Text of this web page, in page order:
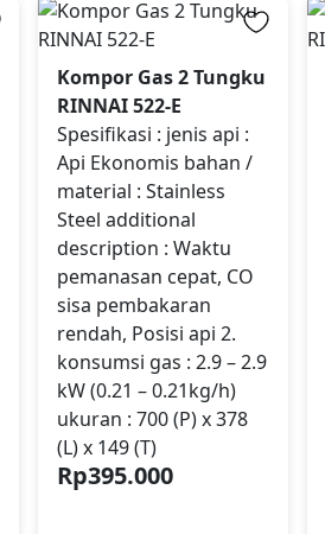
Kompor Gas 2 Tungku
RINNAI 522-E
Spesifikasi : jenis api :
Api Ekonomis bahan /
material : Stainless
Steel additional
description : Waktu
pemanasan cepat, CO
sisa pembakaran
rendah, Posisi api 2.
konsumsi gas : 2.9 – 2.9
kW (0.21 – 0.21kg/h)
ukuran : 700 (P) x 378
(L) x 149 (T)
Rp395.000